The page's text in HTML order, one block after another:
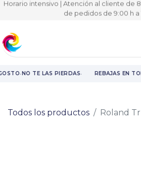
Horario intensivo | Atención al cliente de
de pedidos de 9:00 h a
·NO TE LAS PIERDAS· REBAJAS EN
Todos los productos Roland